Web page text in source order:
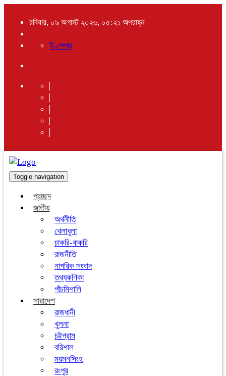
রবিবার, ০৯ অগাস্ট ২০২৬, ০৫:২১ অপরাহ্ন
ই-পেপার
Toggle navigation
প্রচ্ছদ
জাতীয়
অর্থনীতি
খেলাধুলা
চাকরি-বাকরি
রাজনীতি
নাগরিক সংবাদ
তথ্যকণিকা
পাঁচমিশালি
সারাদেশ
রাজধানী
খুলনা
চট্টগ্রাম
বরিশাল
ময়মনসিংহ
রংপুর